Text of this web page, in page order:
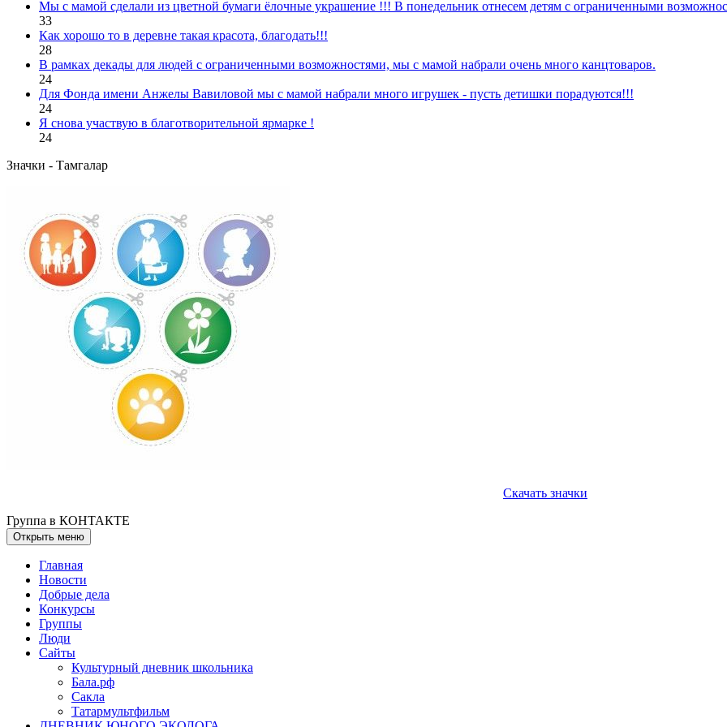
Мы с мамой сделали из цветной бумаги ёлочные украшение !!! В понедельник отнесем детям с ограниченными
33
Как хорошо то в деревне такая красота, благодать!!!
28
В рамках декады для людей с ограниченными возможностями, мы с мамой набрали очень много канцтоваров.
24
Для Фонда имени Анжелы Вавиловой мы с мамой набрали много игрушек - пусть детишки порадуются!!!
24
Я снова участвую в благотворительной ярмарке !
24
Значки - Тамгалар
Скачать значки
Группа в КОНТАКТЕ
Открыть меню
Главная
Новости
Добрые дела
Конкурсы
Группы
Люди
Сайты
Культурный дневник школьника
Бала.рф
Сакла
Татармультфильм